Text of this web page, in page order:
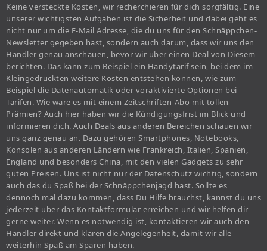
Keine versteckte Kosten, wir recherchieren für dich sorgfältig. Eine
unserer wichtigsten Aufgaben ist die Sicherheit und dabei geht es
nicht nur um die E-Mail Adresse, die du uns für den Schnäppchen-
Newsletter gegeben hast, sondern auch darum, dass wir uns den
Händler genau anschauen, bevor wir über einen Deal von Diesem
berichten. Das kann zum Beispiel ein Handytarif sein, bei dem im
Kleingedruckten weitere Kosten entstehen können, wie zum
Beispiel die Datenautomatik oder voraktivierte Optionen bei
Tarifen. Wie wäre es mit einem Zeitschriften-Abo mit tollen
Prämien? Auch hier haben wir die Kündigungsfrist im Blick und
informieren dich. Auch Deals aus anderen Bereichen schauen wir
uns ganz genau an. Dazu gehören Smartphones, Notebooks,
Konsolen aus anderen Ländern wie Frankreich, Italien, Spanien,
England und besonders China, mit den vielen Gadgets zu sehr
guten Preisen. Uns ist nicht nur der Datenschutz wichtig, sondern
auch das du Spaß bei der Schnäppchenjagd hast. Sollte es
dennoch mal dazu kommen, dass Du Hilfe brauchst, kannst du uns
jederzeit über das Kontaktformular erreichen und wir helfen dir
gerne weiter. Wenn es notwendig ist, kontaktieren wir auch den
Händler direkt und klären die Angelegenheit, damit wir alle
weiterhin Spaß am Sparen haben.